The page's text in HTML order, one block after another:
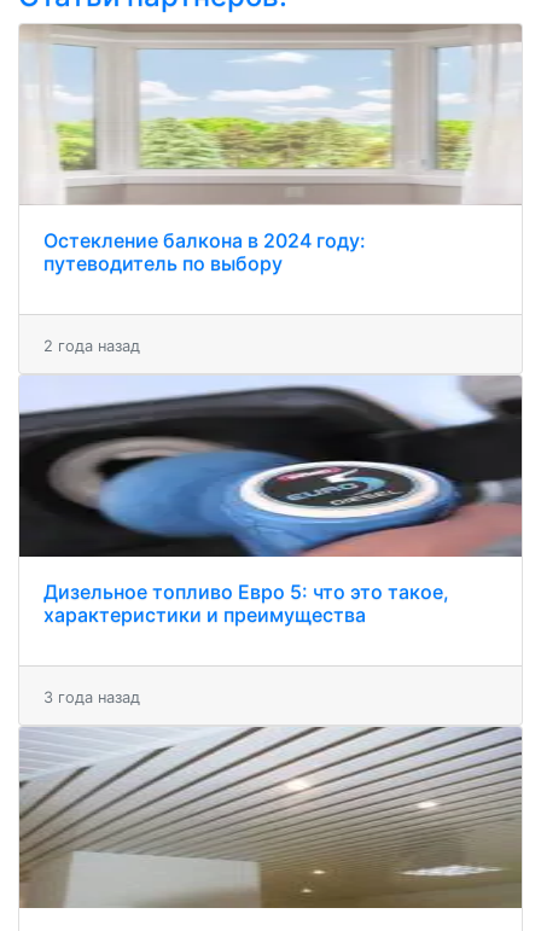
Остекление балкона в 2024 году:
путеводитель по выбору
2 года назад
Дизельное топливо Евро 5: что это такое,
характеристики и преимущества
3 года назад